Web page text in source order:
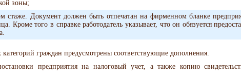
зоны;
стаже. Документ должен быть отпечатан на фирменном бланке
того в справке работодатель указывает, что он обязуется
граждан предусмотрены соответствующие дополнения.
предприятия на налоговый учет, а также копию